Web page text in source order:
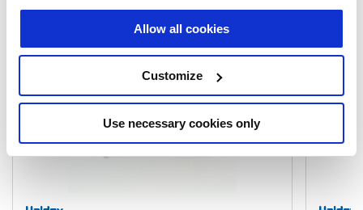
Allow all cookies
Customize
Use necessary cookies only